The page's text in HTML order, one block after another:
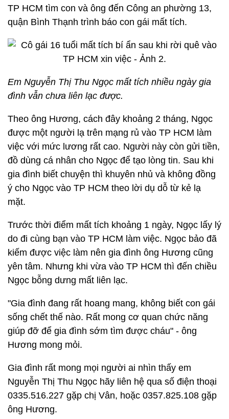
TP HCM tìm con và ông đến Công an phường 13,
quận Bình Thạnh trình báo con gái mất tích.
Em Nguyễn Thị Thu Ngọc mất tích nhiều ngày gia
đình vẫn chưa liên lạc được.
Theo ông Hương, cách đây khoảng 2 tháng, Ngọc
được một người lạ trên mạng rủ vào TP HCM làm
việc với mức lương rất cao. Người này còn gửi tiền,
đồ dùng cá nhân cho Ngọc để tạo lòng tin. Sau khi
gia đình biết chuyện thì khuyên nhủ và không đồng
ý cho Ngọc vào TP HCM theo lời dụ dỗ từ kẻ lạ
mặt.
Trước thời điểm mất tích khoảng 1 ngày, Ngọc lấy lý
do đi cùng bạn vào TP HCM làm việc. Ngọc bảo đã
kiếm được việc làm nên gia đình ông Hương cũng
yên tâm. Nhưng khi vừa vào TP HCM thì đến chiều
Ngọc bỗng dưng mất liên lạc.
"Gia đình đang rất hoang mang, không biết con gái
sống chết thế nào. Rất mong cơ quan chức năng
giúp đỡ để gia đình sớm tìm được cháu" - ông
Hương mong mỏi.
Gia đình rất mong mọi người ai nhìn thấy em
Nguyễn Thị Thu Ngọc hãy liên hệ qua số điện thoại
0335.516.227 gặp chị Vân, hoặc 0357.825.108 gặp
ông Hương.